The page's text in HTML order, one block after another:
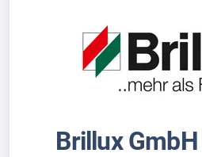
Brillux GmbH